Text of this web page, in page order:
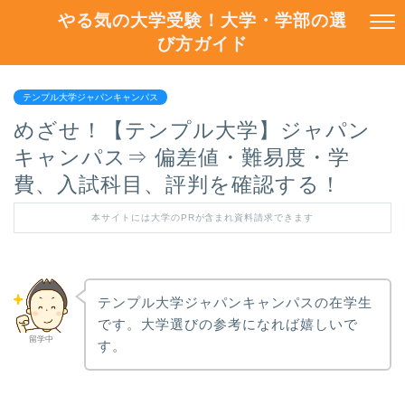
やる気の大学受験！大学・学部の選
び方ガイド
テンプル大学ジャパンキャンパス
めざせ！【テンプル大学】ジャパン
キャンパス⇒ 偏差値・難易度・学
費、入試科目、評判を確認する！
本サイトには大学のPRが含まれ資料請求できます
留学中
テンプル大学ジャパンキャンパスの在学生
です。大学選びの参考になれば嬉しいで
す。